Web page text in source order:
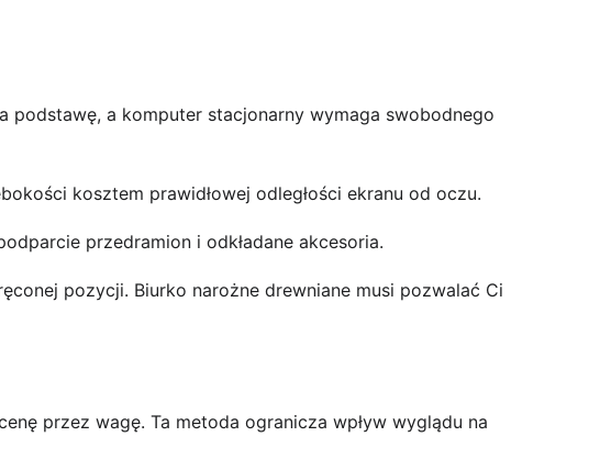
a komputer stacjonarny wymaga swobodnego
kosztem prawidłowej odległości ekranu od oczu.
przedramion i odkładane akcesoria.
pozycji. Biurko narożne drewniane musi pozwalać Ci
przez wagę. Ta metoda ogranicza wpływ wyglądu na